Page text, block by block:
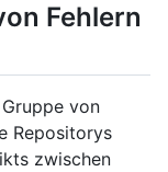
Fehlern
von
Repositorys
zwischen